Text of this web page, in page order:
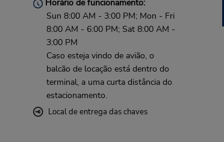
Horário de funcionamento:
Sun 8:00 AM - 3:00 PM; Mon - Fri
8:00 AM - 6:00 PM; Sat 8:00 AM -
3:00 PM
Caso esteja vindo de avião, o
balcão de locação está dentro do
terminal, a uma curta distância do
estacionamento.
Local de entrega das chaves